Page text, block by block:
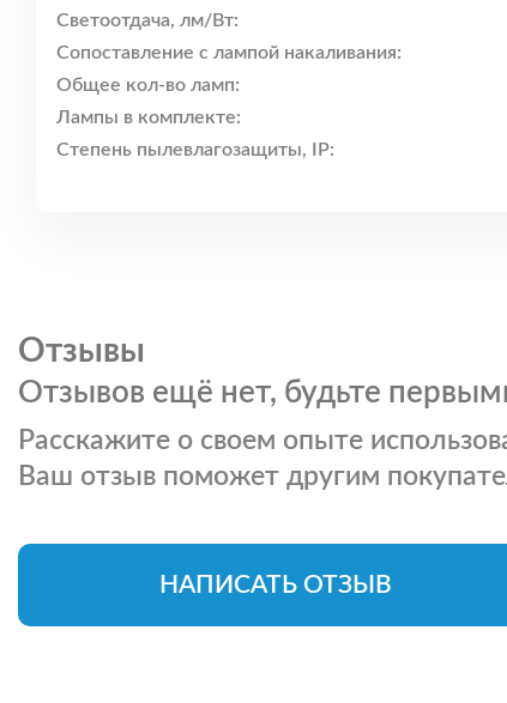
Светоотдача, лм/Вт:
Сопоставление с лампой накаливания:
Общее кол-во ламп:
Лампы в комплекте:
Степень пылевлагозащиты, IP:
Отзывы
Отзывов ещё нет, будьте
Расскажите о своем опыте
Ваш отзыв поможет другим
НАПИСАТЬ ОТЗЫВ